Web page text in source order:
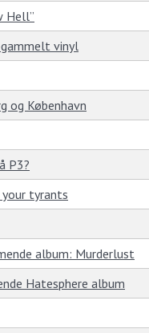
Hell”
gammelt vinyl
og København
P3?
tyrants
album: Murderlust
Hatesphere album